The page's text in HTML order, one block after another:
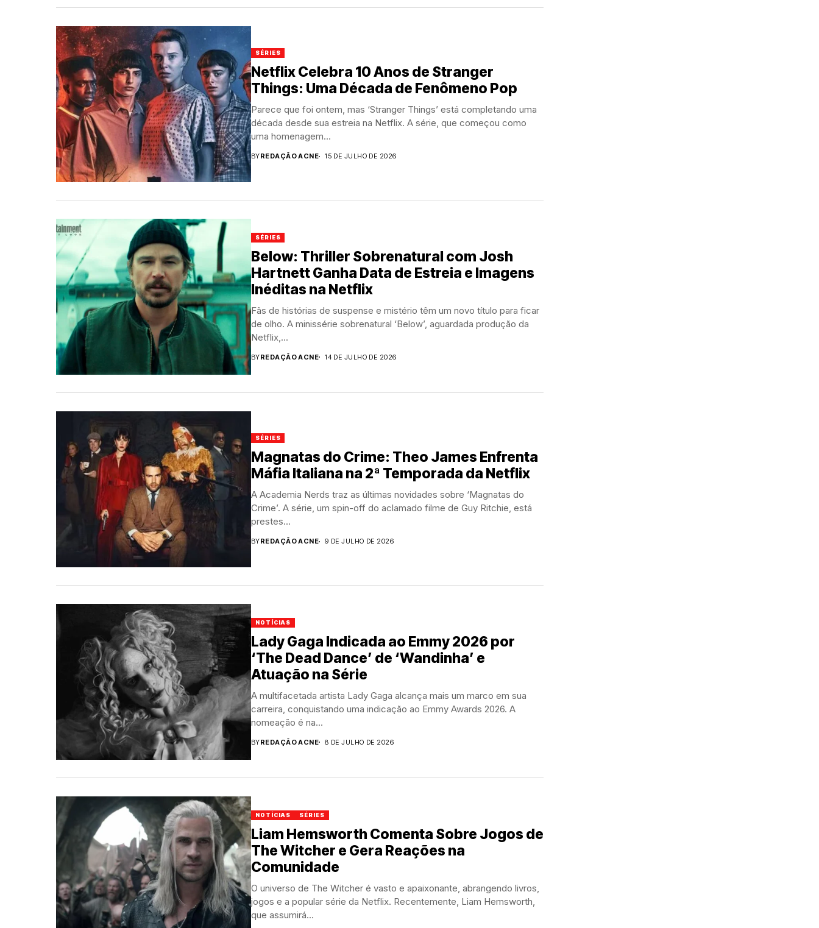
SÉRIES
Netflix Celebra 10 Anos de Stranger
Things: Uma Década de Fenômeno Pop
Parece que foi ontem, mas ‘Stranger Things’ está completando uma
década desde sua estreia na Netflix. A série, que começou como
uma homenagem...
BYREDAÇÃO ACNE 15 DE JULHO DE 2026
SÉRIES
Below: Thriller Sobrenatural com Josh
Hartnett Ganha Data de Estreia e Imagens
Inéditas na Netflix
Fãs de histórias de suspense e mistério têm um novo título para ficar
de olho. A minissérie sobrenatural ‘Below’, aguardada produção da
Netflix,...
BYREDAÇÃO ACNE 14 DE JULHO DE 2026
SÉRIES
Magnatas do Crime: Theo James Enfrenta
Máfia Italiana na 2ª Temporada da Netflix
A Academia Nerds traz as últimas novidades sobre ‘Magnatas do
Crime’. A série, um spin-off do aclamado filme de Guy Ritchie, está
prestes...
BYREDAÇÃO ACNE 9 DE JULHO DE 2026
NOTÍCIAS
Lady Gaga Indicada ao Emmy 2026 por
‘The Dead Dance’ de ‘Wandinha’ e
Atuação na Série
A multifacetada artista Lady Gaga alcança mais um marco em sua
carreira, conquistando uma indicação ao Emmy Awards 2026. A
nomeação é na...
BYREDAÇÃO ACNE 8 DE JULHO DE 2026
NOTÍCIAS SÉRIES
Liam Hemsworth Comenta Sobre Jogos de
The Witcher e Gera Reações na
Comunidade
O universo de The Witcher é vasto e apaixonante, abrangendo livros,
jogos e a popular série da Netflix. Recentemente, Liam Hemsworth,
que assumirá...